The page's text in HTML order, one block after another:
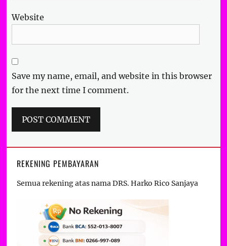
Website
Save my name, email, and website in this browser
for the next time I comment.
REKENING PEMBAYARAN
Semua rekening atas nama DRS. Harko Rico Sanjaya